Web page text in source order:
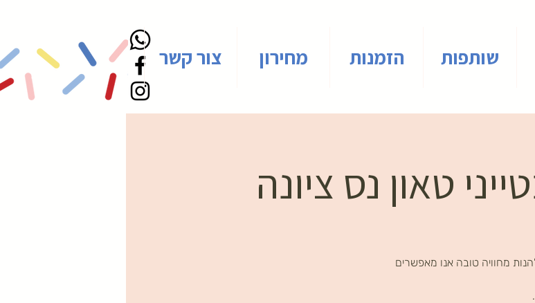
שותפות הזמנות מחירון צור קשר
טאון נס ציונה
מחוויה טובה אנו מאפשרים